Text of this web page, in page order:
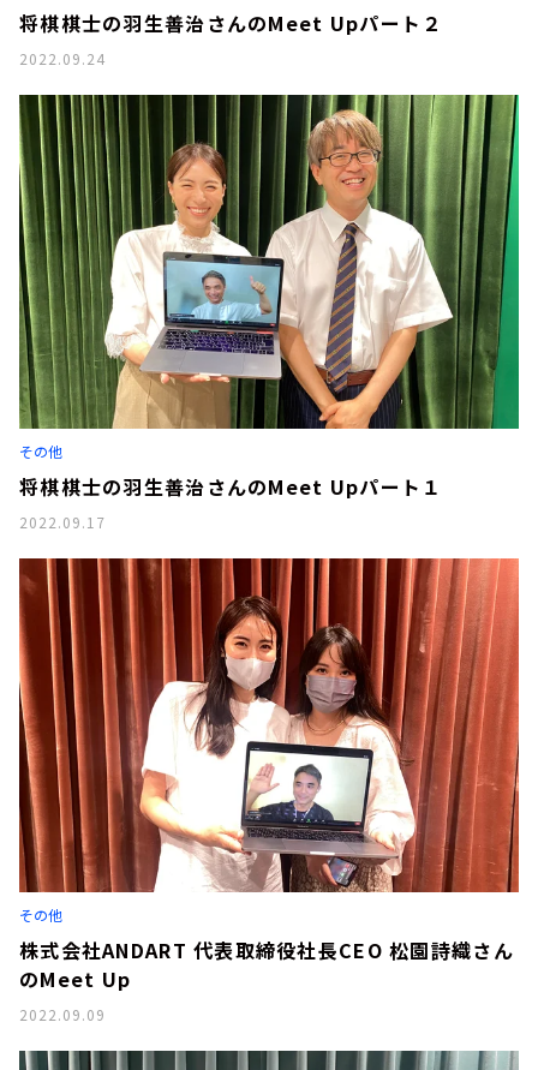
YouTube
会社情報
将棋棋士の羽生善治さんのMeet Upパート２
2022.09.24
その他
将棋棋士の羽生善治さんのMeet Upパート１
2022.09.17
その他
株式会社ANDART 代表取締役社長CEO 松園詩織さん
のMeet Up
2022.09.09